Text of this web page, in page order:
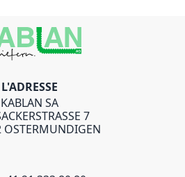
L'ADRESSE
KABLAN SA
7
OSTERMUNDIGEN